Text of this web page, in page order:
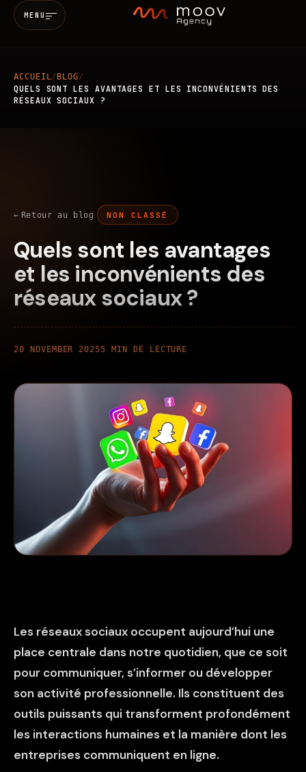
MENU
Accueil
MARKETING & SEO
MOBILE
Réalisations
Blog
ACCUEIL/ BLOG/
QUELS SONT LES AVANTAGES ET LES INCONVÉNIENTS DES
RÉSEAUX SOCIAUX ?
Retour au blog NON CLASSÉ
Quels sont les avantages
et les inconvénients des
réseaux sociaux ?
20 NOVEMBER 20255 MIN DE LECTURE
Les réseaux sociaux occupent aujourd’hui une
place centrale dans notre quotidien, que ce soit
pour communiquer, s’informer ou développer
son activité professionnelle. Ils constituent des
outils puissants qui transforment profondément
les interactions humaines et la manière dont les
entreprises communiquent en ligne.